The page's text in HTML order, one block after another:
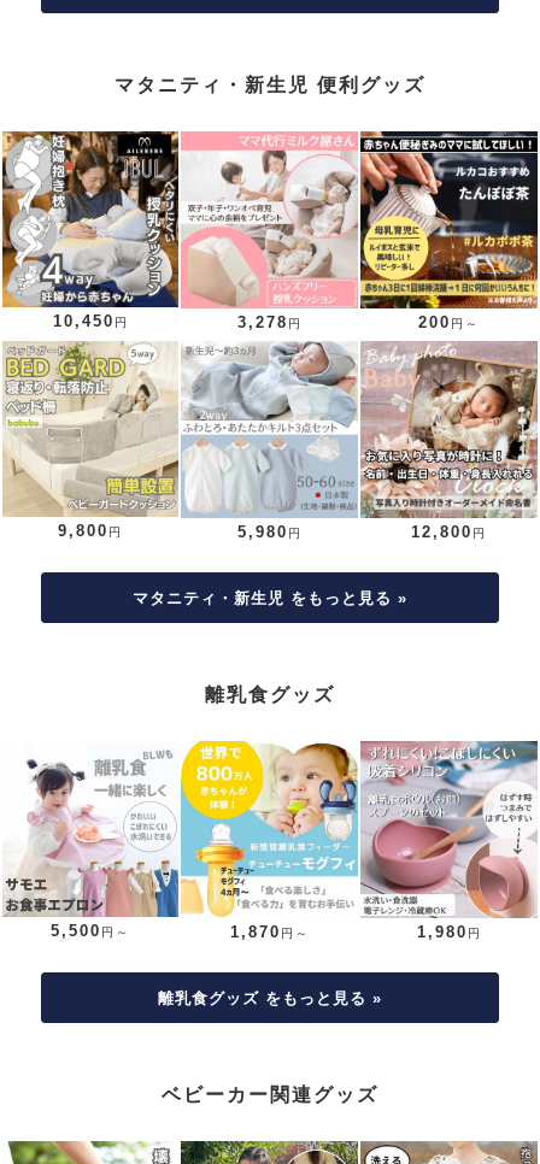
マタニティ・新生児 便利グッズ
10,450 円 3,278 円 200 円～
9,800 円 5,980 円 12,800 円
マタニティ・新生児 をもっと見る »
離乳食グッズ
5,500 円～ 1,870 円～ 1,980 円
離乳食グッズ をもっと見る »
ベビーカー関連グッズ